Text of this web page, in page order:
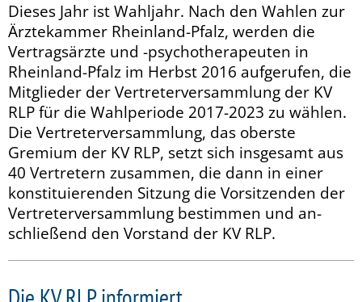
Dieses Jahr ist Wahljahr. Nach den Wahlen zur
Ärztekammer Rheinland-Pfalz, werden die
Vertragsärzte und -psychotherapeuten in
Rheinland-Pfalz im Herbst 2016 aufgerufen, die
Mitglieder der Vertreterversammlung der KV
RLP für die Wahlperiode 2017-2023 zu wählen.
Die Vertreterversammlung, das oberste
Gremium der KV RLP, setzt sich insgesamt aus
40 Vertretern zusammen, die dann in einer
konstituierenden Sitzung die Vorsitzenden der
Vertreterversammlung bestimmen und an-
schließend den Vorstand der KV RLP.